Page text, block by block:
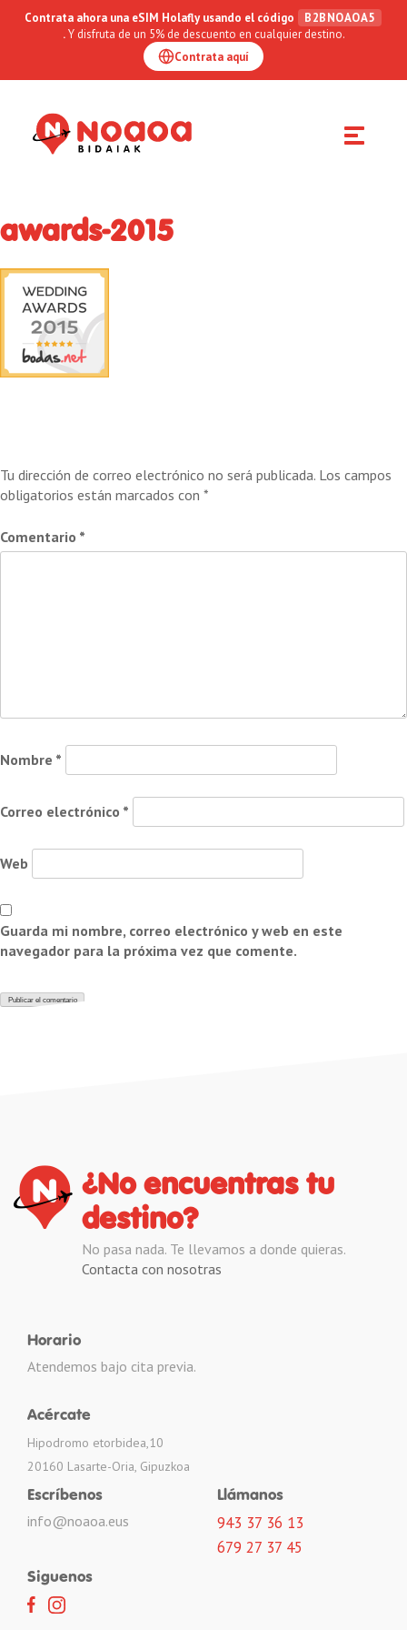
Contrata ahora una eSIM Holafly usando el código
B2BNOAOA5
. Y disfruta de un 5% de descuento en cualquier destino.
Contrata aquí
Toggle
navigation
awards-2015
Tu dirección de correo electrónico no será publicada. Los campos
obligatorios están marcados con *
Comentario *
Nombre *
Correo electrónico *
Web
Guarda mi nombre, correo electrónico y web en este
navegador para la próxima vez que comente.
¿No encuentras tu
destino?
No pasa nada. Te llevamos a donde quieras.
Contacta con nosotras
Horario
Atendemos bajo cita previa.
Acércate
Hipodromo etorbidea,10
20160 Lasarte-Oria, Gipuzkoa
Escríbenos
info@noaoa.eus
Llámanos
943 37 36 13
679 27 37 45
Siguenos